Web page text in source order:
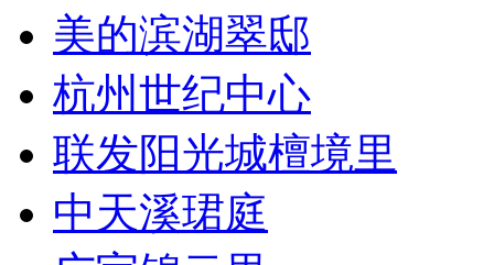
美的滨湖翠邸
杭州世纪中心
联发阳光城檀境里
中天溪珺庭